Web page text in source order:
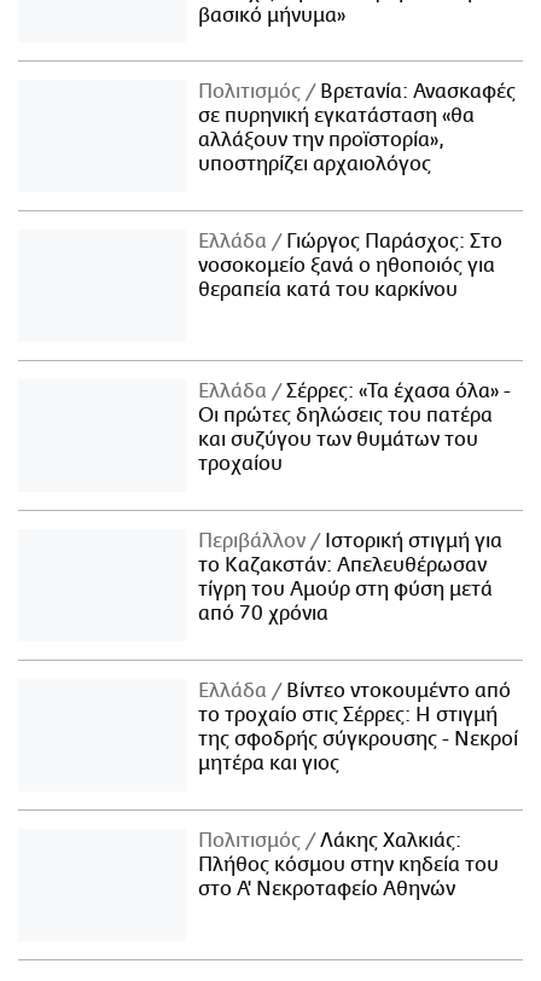
βασικό μήνυμα»
Πολιτισμός
Βρετανία: Ανασκαφές
σε πυρηνική εγκατάσταση «θα
αλλάξουν την προϊστορία»,
υποστηρίζει αρχαιολόγος
Ελλάδα
Γιώργος Παράσχος: Στο
νοσοκομείο ξανά ο ηθοποιός για
θεραπεία κατά του καρκίνου
Ελλάδα
Σέρρες: «Τα έχασα όλα» -
Οι πρώτες δηλώσεις του πατέρα
και συζύγου των θυμάτων του
τροχαίου
Περιβάλλον
Ιστορική στιγμή για
το Καζακστάν: Απελευθέρωσαν
τίγρη του Αμούρ στη φύση μετά
από 70 χρόνια
Ελλάδα
Βίντεο ντοκουμέντο από
το τροχαίο στις Σέρρες: Η στιγμή
της σφοδρής σύγκρουσης - Νεκροί
μητέρα και γιος
Πολιτισμός
Λάκης Χαλκιάς:
Πλήθος κόσμου στην κηδεία του
στο Α' Νεκροταφείο Αθηνών